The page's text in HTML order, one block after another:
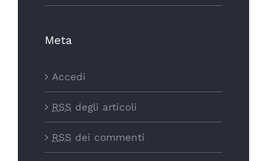
Meta
Accedi
RSS degli articoli
RSS dei commenti